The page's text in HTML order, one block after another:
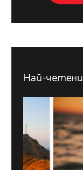
Най-четени